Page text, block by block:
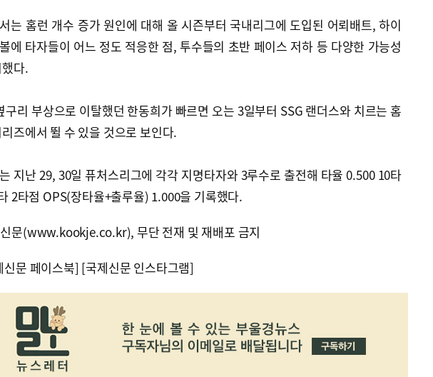
는 홈런 개수 증가 원인에 대해 올 시즌부터 국내리그에 도입된 어뢰배트, 하이
에 타자들이 어느 정도 적응한 점, 투수들의 초반 페이스 저하 등 다양한 가능성
다.
구리 부상으로 이탈했던 한동희가 빠르면 오는 3일부터 SSG 랜더스와 치르는 홈
즈에서 뛸 수 있을 것으로 보인다.
지난 29, 30일 퓨처스리그에 각각 지명타자와 3루수로 출전해 타율 0.500 10타
2타점 OPS(장타율+출루율) 1.000을 기록했다.
문(www.kookje.co.kr), 무단 전재 및 재배포 금지
신문 페이스북] [국제신문 인스타그램]